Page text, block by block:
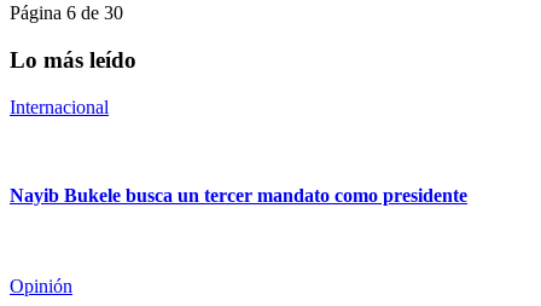
Página 6 de 30
Lo más leído
Internacional
Nayib Bukele busca un tercer mandato como presidente
Opinión